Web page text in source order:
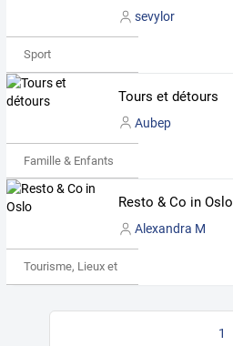
sevylor
Sport
Tours et détours
Aubep
Famille & Enfants
Resto & Co in Oslo
Alexandra M
Tourisme, Lieux et Événements
1